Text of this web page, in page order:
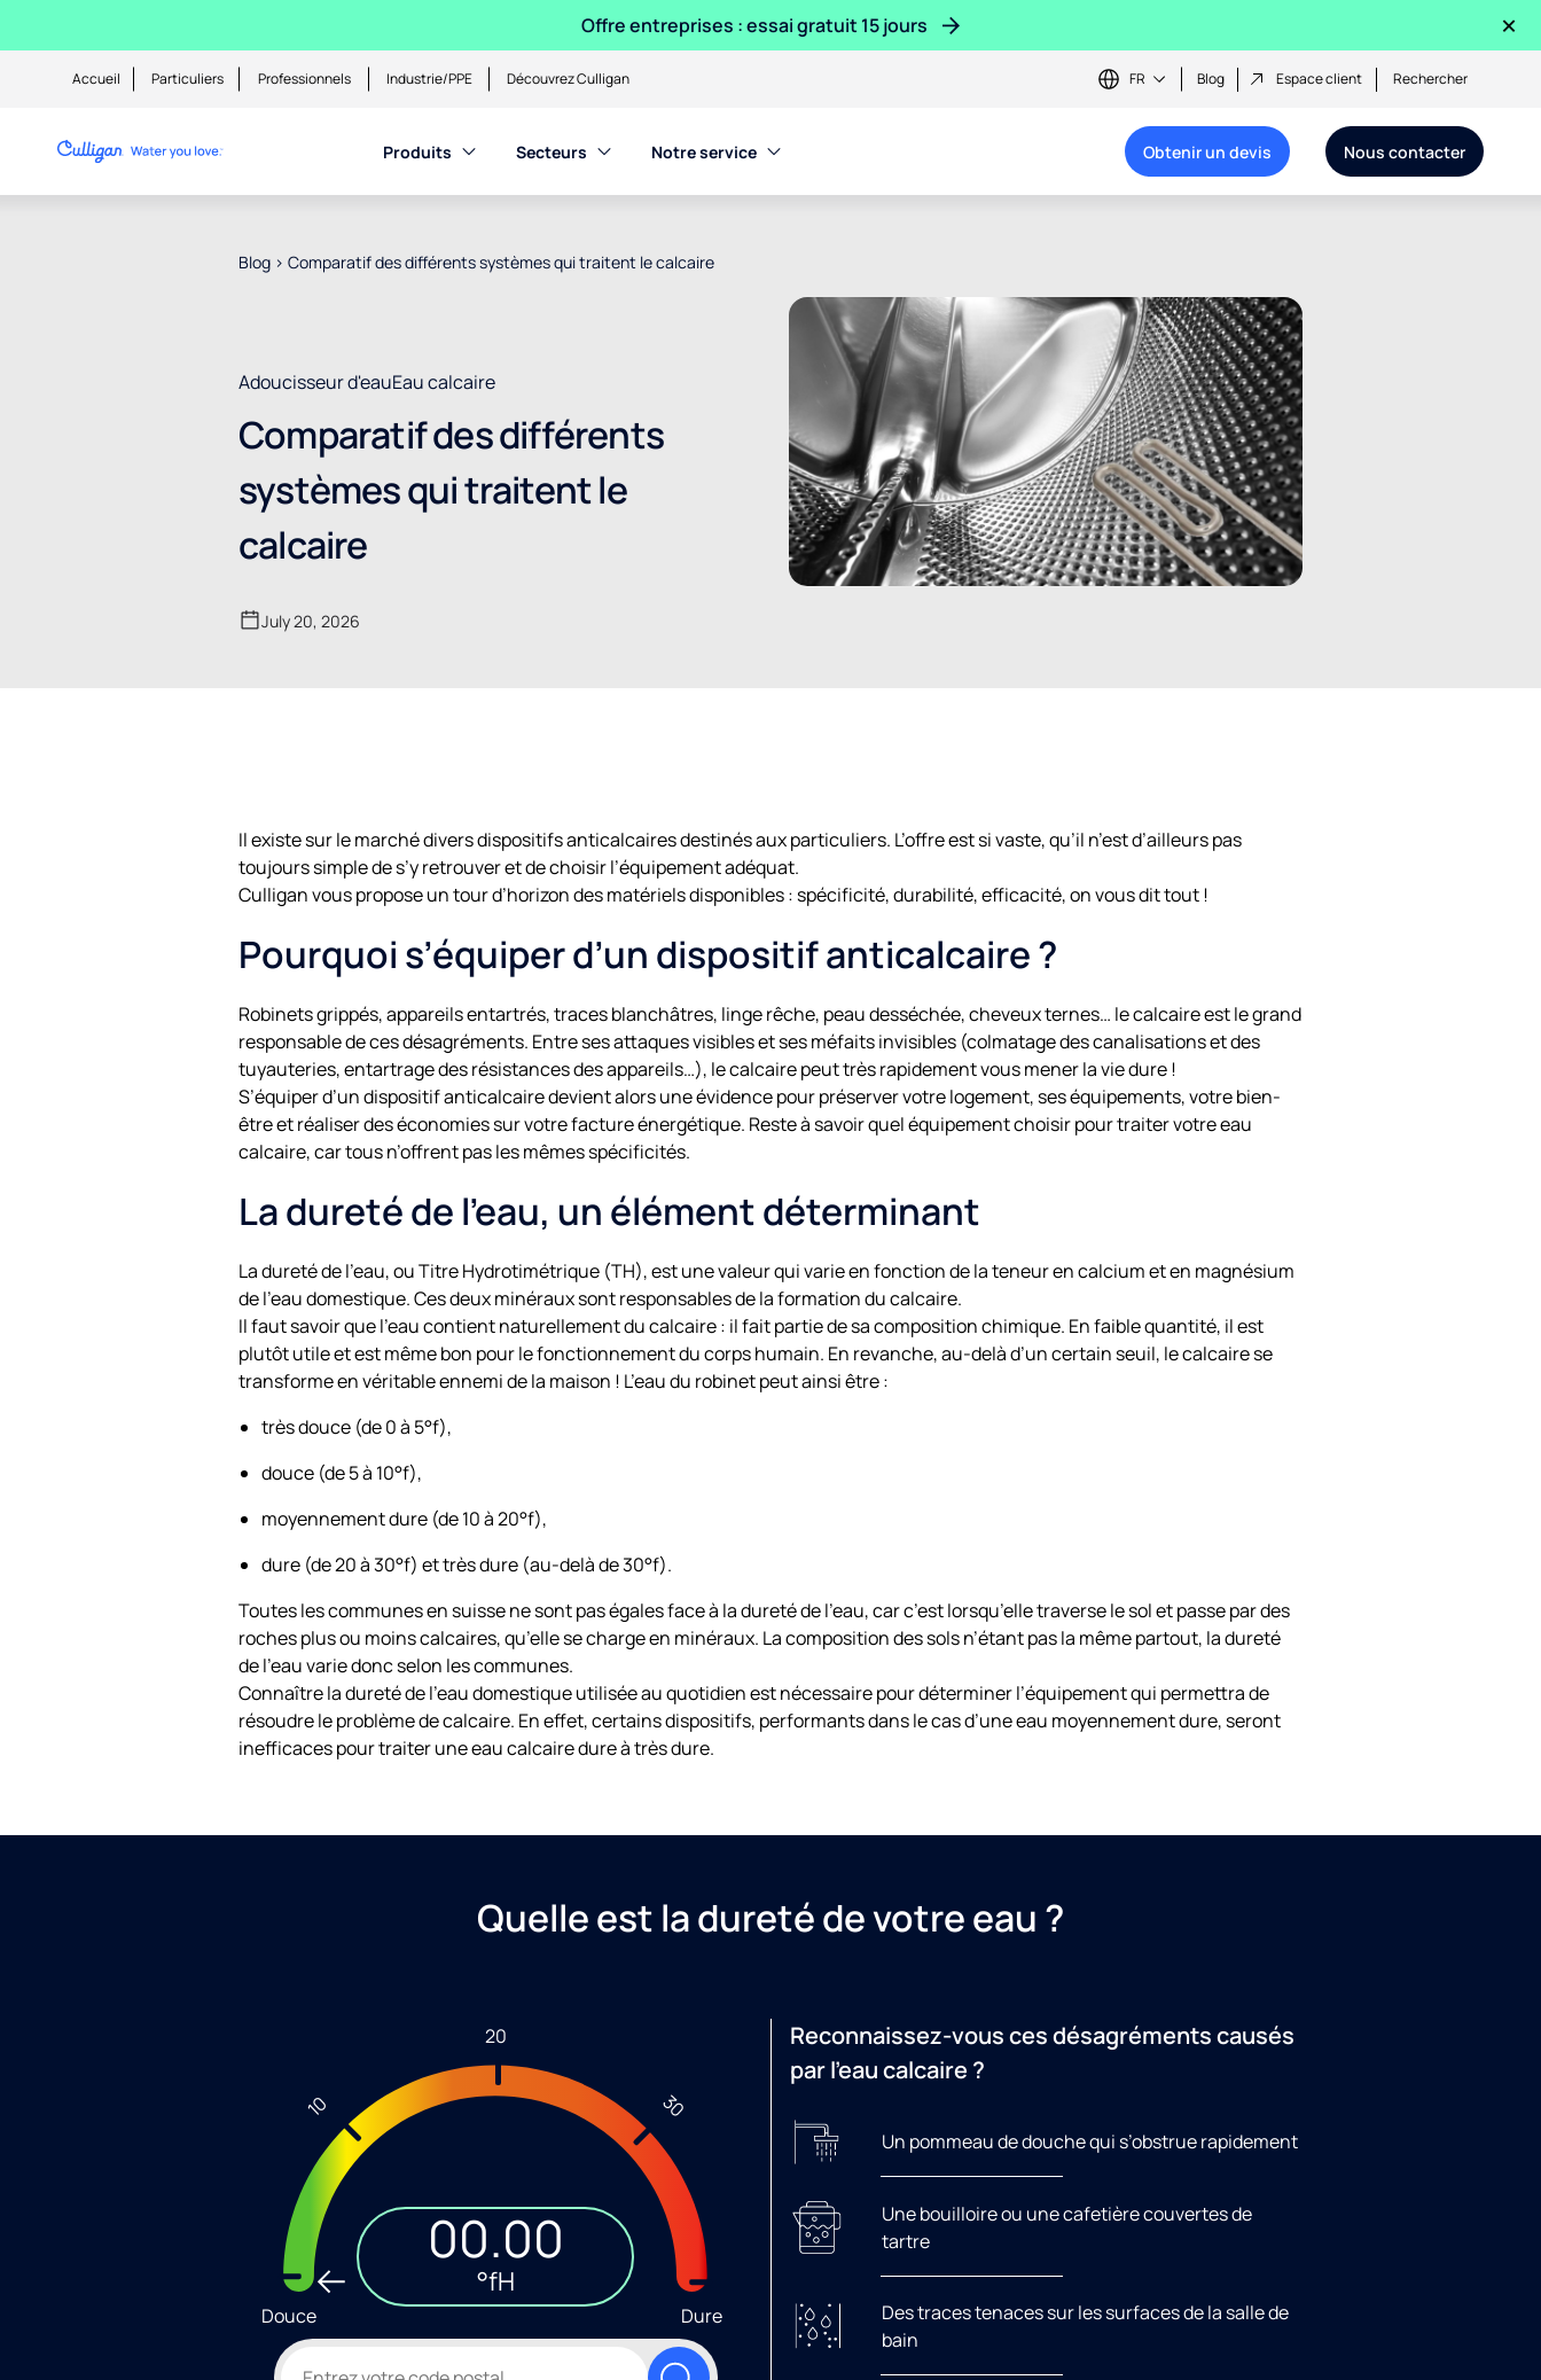
Offre entreprises : essai gratuit 15 jours ×
Accueil Particuliers Professionnels Industrie/PPE Découvrez Culligan FR Blog Espace client Rechercher
Produits Secteurs Notre service Obtenir un devis Nous contacter
Blog > Comparatif des différents systèmes qui traitent le calcaire
Adoucisseur d'eauEau calcaire
Comparatif des différents
systèmes qui traitent le
calcaire
July 20, 2026
Il existe sur le marché divers dispositifs anticalcaires destinés aux particuliers. L’offre est si vaste, qu’il n’est d’ailleurs pas
toujours simple de s’y retrouver et de choisir l’équipement adéquat.
Culligan vous propose un tour d’horizon des matériels disponibles : spécificité, durabilité, efficacité, on vous dit tout !
Pourquoi s’équiper d’un dispositif anticalcaire ?
Robinets grippés, appareils entartrés, traces blanchâtres, linge rêche, peau desséchée, cheveux ternes… le calcaire est le grand
responsable de ces désagréments. Entre ses attaques visibles et ses méfaits invisibles (colmatage des canalisations et des
tuyauteries, entartrage des résistances des appareils…), le calcaire peut très rapidement vous mener la vie dure !
S’équiper d’un dispositif anticalcaire devient alors une évidence pour préserver votre logement, ses équipements, votre bien-
être et réaliser des économies sur votre facture énergétique. Reste à savoir quel équipement choisir pour traiter votre eau
calcaire, car tous n’offrent pas les mêmes spécificités.
La dureté de l’eau, un élément déterminant
La dureté de l’eau, ou Titre Hydrotimétrique (TH), est une valeur qui varie en fonction de la teneur en calcium et en magnésium
de l’eau domestique. Ces deux minéraux sont responsables de la formation du calcaire.
Il faut savoir que l’eau contient naturellement du calcaire : il fait partie de sa composition chimique. En faible quantité, il est
plutôt utile et est même bon pour le fonctionnement du corps humain. En revanche, au-delà d’un certain seuil, le calcaire se
transforme en véritable ennemi de la maison ! L’eau du robinet peut ainsi être :
très douce (de 0 à 5°f),
douce (de 5 à 10°f),
moyennement dure (de 10 à 20°f),
dure (de 20 à 30°f) et très dure (au-delà de 30°f).
Toutes les communes en suisse ne sont pas égales face à la dureté de l’eau, car c’est lorsqu’elle traverse le sol et passe par des
roches plus ou moins calcaires, qu’elle se charge en minéraux. La composition des sols n’étant pas la même partout, la dureté
de l’eau varie donc selon les communes.
Connaître la dureté de l’eau domestique utilisée au quotidien est nécessaire pour déterminer l’équipement qui permettra de
résoudre le problème de calcaire. En effet, certains dispositifs, performants dans le cas d’une eau moyennement dure, seront
inefficaces pour traiter une eau calcaire dure à très dure.
Quelle est la dureté de votre eau ?
10
20
30
Douce Dure
00.00
°fH
Reconnaissez-vous ces désagréments causés
par l’eau calcaire ?
Un pommeau de douche qui s’obstrue rapidement
Une bouilloire ou une cafetière couvertes de
tartre
Des traces tenaces sur les surfaces de la salle de
bain